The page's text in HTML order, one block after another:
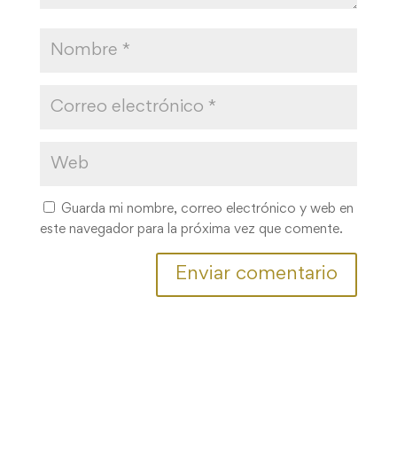
Guarda mi nombre, correo electrónico y web en
este navegador para la próxima vez que comente.